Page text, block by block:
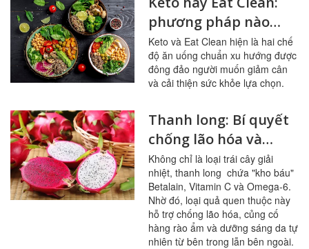
phương pháp nào
giúp giảm cân tốt
hơn?
Keto và Eat Clean hiện là hai chế
độ ăn uống chuẩn xu hướng được
đông đảo người muốn giảm cân
và cải thiện sức khỏe lựa chọn.
Thanh long: Bí quyết
chống lão hóa và
dưỡng da căng bóng
Không chỉ là loại trái cây giải
nhiệt, thanh long chứa "kho báu"
Betalain, Vitamin C và Omega-6.
Nhờ đó, loại quả quen thuộc này
hỗ trợ chống lão hóa, củng cố
hàng rào ẩm và dưỡng sáng da tự
nhiên từ bên trong lẫn bên ngoài.